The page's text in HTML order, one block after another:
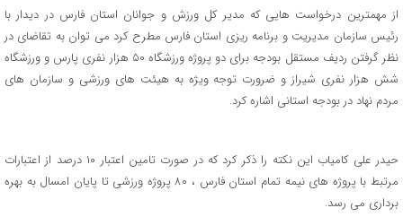
از مهمترین درخواست هایی که مدیر کل ورزش و جوانان استان فارس در دیدار با
رئیس سازمان مدیریت و برنامه ریزی استان فارس مطرح کرد می توان به تقاضای در
نظر گرفتن ردیف مستقل بودجه برای دو پروژه ورزشگاه ۵۰ هزار نفری پارس و ورزشگاه
شش هزار نفری شیراز و ضرورت توجه ویژه به هیئت های ورزشی و سازمان های
مردم نهاد در بودجه استانی اشاره کرد.
حیدر علی کامیاب این نکته را ذکر کرد که در صورت تامین اعتبار ۱۰ درصد از اعتبارات
مرتبط با پروژه های نیمه تمام استان فارس ، ۸۰ پروژه ورزشی تا پایان امسال به بهره
برداری می رسد.